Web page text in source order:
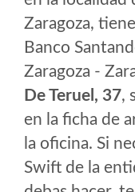
Zaragoza,
Banco
Zaragoza -
De Teruel, 37,
en la ficha de
la oficina. Si
Swift de la